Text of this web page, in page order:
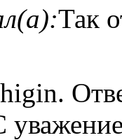
Так